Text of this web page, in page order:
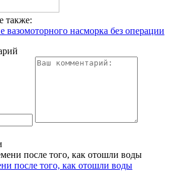
также:
вазомоторного насморка без операции
после того, как отошли воды